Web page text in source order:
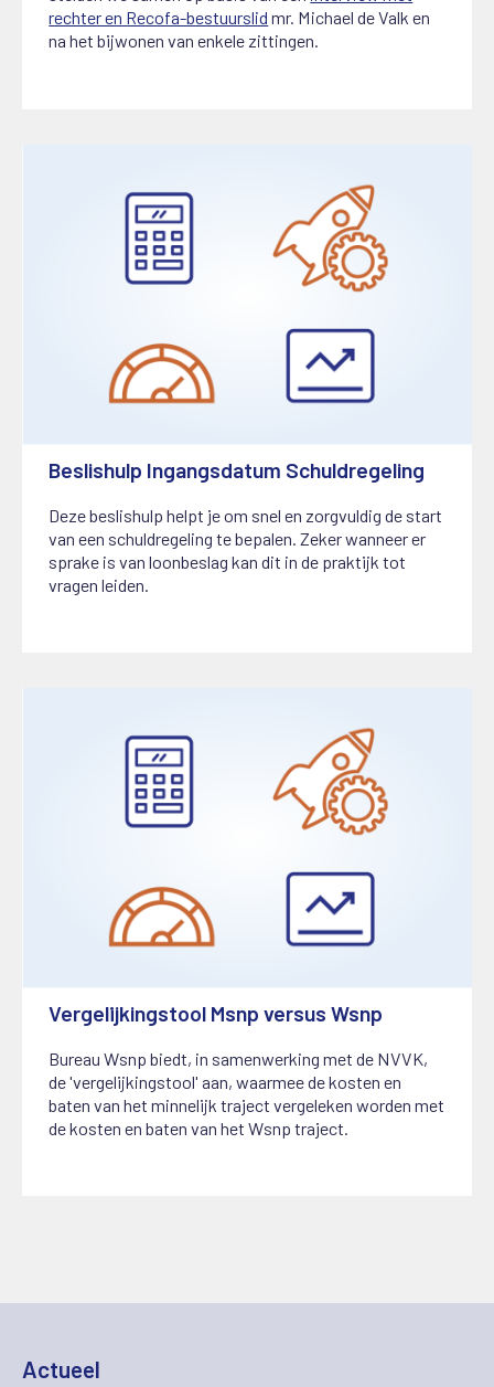
rechter en Recofa-bestuurslid mr. Michael de Valk en
na het bijwonen van enkele zittingen.
Beslishulp Ingangsdatum Schuldregeling
27 augustus 2025
Deze beslishulp helpt je om snel en zorgvuldig de start
van een schuldregeling te bepalen. Zeker wanneer er
sprake is van loonbeslag kan dit in de praktijk tot
vragen leiden.
Vergelijkingstool Msnp versus Wsnp
10 juli 2024
Bureau Wsnp biedt, in samenwerking met de NVVK,
de 'vergelijkingstool' aan, waarmee de kosten en
baten van het minnelijk traject vergeleken worden met
de kosten en baten van het Wsnp traject.
Actueel